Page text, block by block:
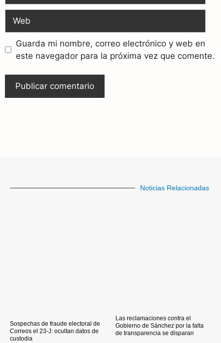
Guarda mi nombre, correo electrónico y web en
este navegador para la próxima vez que comente.
Noticias Relacionadas
Sospechas de fraude electoral de
Correos el 23-J: ocultan datos de
custodia
Las reclamaciones contra el
Gobierno de Sánchez por la falta
de transparencia se disparan